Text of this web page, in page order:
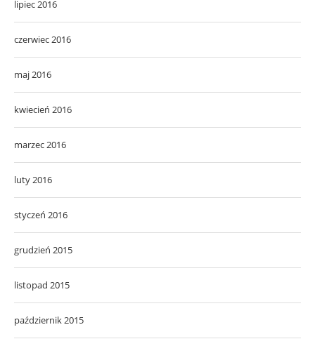
lipiec 2016
czerwiec 2016
maj 2016
kwiecień 2016
marzec 2016
luty 2016
styczeń 2016
grudzień 2015
listopad 2015
październik 2015